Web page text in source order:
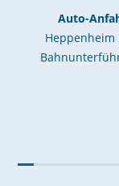
Auto-
Heppenheim